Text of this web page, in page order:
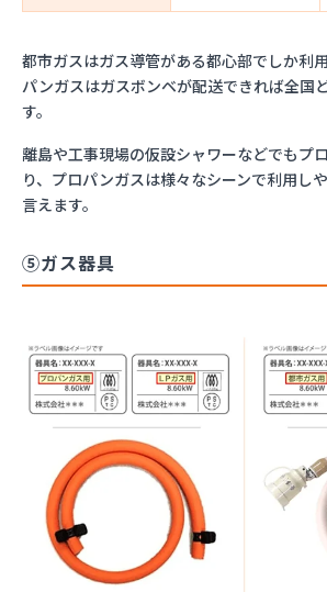
都市ガスはガス導管がある都心部でしか利
パンガスはガスボンベが配送できれば全国
す。
離島や工事現場の仮設シャワーなどでもプ
り、プロパンガスは様々なシーンで利用し
言えます。
⑤ガス器具